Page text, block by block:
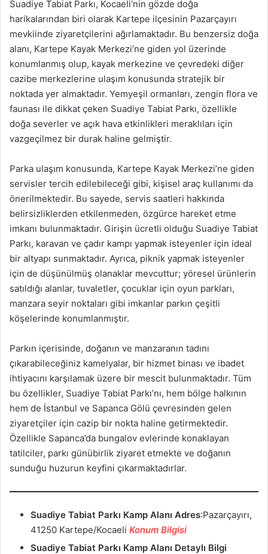
Suadiye Tabiat Parkı, Kocaeli’nin gözde doğa
harikalarından biri olarak Kartepe ilçesinin Pazarçayırı
mevkiinde ziyaretçilerini ağırlamaktadır. Bu benzersiz doğa
alanı, Kartepe Kayak Merkezi’ne giden yol üzerinde
konumlanmış olup, kayak merkezine ve çevredeki diğer
cazibe merkezlerine ulaşım konusunda stratejik bir
noktada yer almaktadır. Yemyeşil ormanları, zengin flora ve
faunası ile dikkat çeken Suadiye Tabiat Parkı, özellikle
doğa severler ve açık hava etkinlikleri meraklıları için
vazgeçilmez bir durak haline gelmiştir.
Parka ulaşım konusunda, Kartepe Kayak Merkezi’ne giden
servisler tercih edilebileceği gibi, kişisel araç kullanımı da
önerilmektedir. Bu sayede, servis saatleri hakkında
belirsizliklerden etkilenmeden, özgürce hareket etme
imkanı bulunmaktadır. Girişin ücretli olduğu Suadiye Tabiat
Parkı, karavan ve çadır kampı yapmak isteyenler için ideal
bir altyapı sunmaktadır. Ayrıca, piknik yapmak isteyenler
için de düşünülmüş olanaklar mevcuttur; yöresel ürünlerin
satıldığı alanlar, tuvaletler, çocuklar için oyun parkları,
manzara seyir noktaları gibi imkanlar parkın çeşitli
köşelerinde konumlanmıştır.
Parkın içerisinde, doğanın ve manzaranın tadını
çıkarabileceğiniz kamelyalar, bir hizmet binası ve ibadet
ihtiyacını karşılamak üzere bir mescit bulunmaktadır. Tüm
bu özellikler, Suadiye Tabiat Parkı’nı, hem bölge halkının
hem de İstanbul ve Sapanca Gölü çevresinden gelen
ziyaretçiler için cazip bir nokta haline getirmektedir.
Özellikle Sapanca’da bungalov evlerinde konaklayan
tatilciler, parkı günübirlik ziyaret etmekte ve doğanın
sunduğu huzurun keyfini çıkarmaktadırlar.
Suadiye Tabiat Parkı Kamp Alanı Adres:Pazarçayırı,
41250 Kartepe/Kocaeli Konum Bilgisi
Suadiye Tabiat Parkı Kamp Alanı Detaylı Bilgi